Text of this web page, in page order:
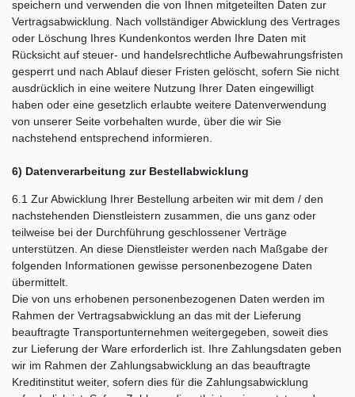
speichern und verwenden die von Ihnen mitgeteilten Daten zur
Vertragsabwicklung. Nach vollständiger Abwicklung des Vertrages
oder Löschung Ihres Kundenkontos werden Ihre Daten mit
Rücksicht auf steuer- und handelsrechtliche Aufbewahrungsfristen
gesperrt und nach Ablauf dieser Fristen gelöscht, sofern Sie nicht
ausdrücklich in eine weitere Nutzung Ihrer Daten eingewilligt
haben oder eine gesetzlich erlaubte weitere Datenverwendung
von unserer Seite vorbehalten wurde, über die wir Sie
nachstehend entsprechend informieren.
6) Datenverarbeitung zur Bestellabwicklung
6.1 Zur Abwicklung Ihrer Bestellung arbeiten wir mit dem / den
nachstehenden Dienstleistern zusammen, die uns ganz oder
teilweise bei der Durchführung geschlossener Verträge
unterstützen. An diese Dienstleister werden nach Maßgabe der
folgenden Informationen gewisse personenbezogene Daten
übermittelt.
Die von uns erhobenen personenbezogenen Daten werden im
Rahmen der Vertragsabwicklung an das mit der Lieferung
beauftragte Transportunternehmen weitergegeben, soweit dies
zur Lieferung der Ware erforderlich ist. Ihre Zahlungsdaten geben
wir im Rahmen der Zahlungsabwicklung an das beauftragte
Kreditinstitut weiter, sofern dies für die Zahlungsabwicklung